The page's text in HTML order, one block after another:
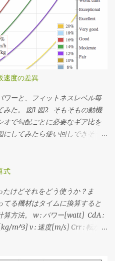
い装備だったなという感想。
の緩斜面は37km/hぐらいまで
弱で回してちょうどギリギリだ
が100秒ちょいあるけど、う
ンリングに当たってうっとお
思う。 勾配のデータを持って
たは想定タイムを仮決めする 脳
ンして速度の推移を調べる シミ
使用するギア比を決定する っ
ータがない場合はルートラボや
てもいいので距離・標高のデ
3番目の速度の分布から、 最
間がもっとも多くなる速度) を
均的なケイデンスにおけるギ
持ちのスプロケットで合致す
分布の最小値と最大値に収まっ
速度の差異
ーと、フィットネスレベル毎
みた。 図1 図2 そもそもの動機
で勾配ごとに必要なギア比を
してみたら使い回しできそう
Profiling Spreadsheet v 4.0
で計算してます。このページで
すが、グラフ自体はJavaScript
を見ることができますし、必
ってみることもできますで
式
けどそれをどう使うか？ま
てる機材はタイムに換算すると
算方法。 w : パワー[watt] CdA :
m^3] v : 速度[m/s] Crr : 転がり